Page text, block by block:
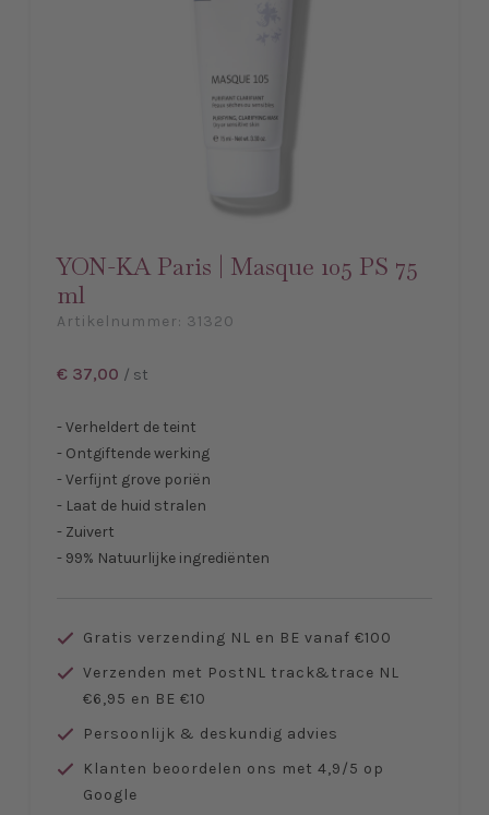
YON-KA Paris | Masque 105 PS 75
ml
Artikelnummer: 31320
€ 37,00 / st
- Verheldert de teint
- Ontgiftende werking
- Verfijnt grove poriën
- Laat de huid stralen
- Zuivert
- 99% Natuurlijke ingrediënten
Gratis verzending NL en BE vanaf €100
Verzenden met PostNL track&trace NL
€6,95 en BE €10
Persoonlijk & deskundig advies
Klanten beoordelen ons met 4,9/5 op
Google